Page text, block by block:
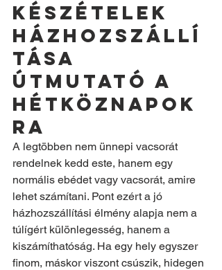
Készételek
házhozszállí
tása
útmutató a
hétköznapok
ra
A legtöbben nem ünnepi vacsorát
rendelnek kedd este, hanem egy
normális ebédet vagy vacsorát, amire
lehet számítani. Pont ezért a jó
házhozszállítási élmény alapja nem a
túlígért különlegesség, hanem a
kiszámíthatóság. Ha egy hely egyszer
finom, máskor viszont csúszik, hidegen